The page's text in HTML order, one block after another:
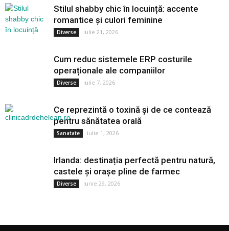
Stilul shabby chic în locuință: accente
romantice și culori feminine
Diverse iulie 21, 2026
Cum reduc sistemele ERP costurile
operaționale ale companiilor
Diverse iulie 7, 2026
Ce reprezintă o toxină și de ce contează
pentru sănătatea orală
Sanatate iulie 1, 2026
Irlanda: destinația perfectă pentru natură,
castele și orașe pline de farmec
Diverse iunie 29, 2026